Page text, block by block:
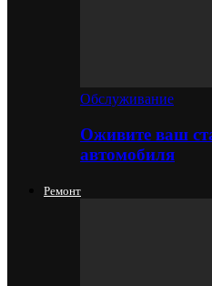
Обслуживание
Оживите ваш
автомобиля
Ремонт